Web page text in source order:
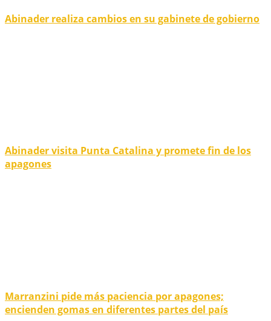
Abinader realiza cambios en su gabinete de gobierno
Abinader visita Punta Catalina y promete fin de los
apagones
Marranzini pide más paciencia por apagones;
encienden gomas en diferentes partes del país